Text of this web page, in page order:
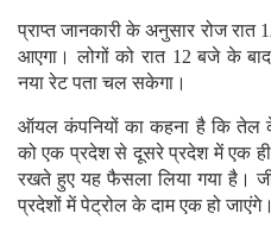
प्राप्त जानकारी के अनुसार रोज
आएगा। लोगों को रात 12 बजे के
नया रेट पता चल सकेगा।
ऑयल कंपनियों का कहना है कि तेल
को एक प्रदेश से दूसरे प्रदेश में एक ही
रखते हुए यह फैसला लिया गया है।
प्रदेशों में पेट्रोल के दाम एक हो जाएंगे।